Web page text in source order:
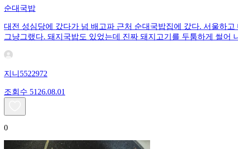
순대국밥
대전 성심당에 갔다가 넘 배고파 근처 순대국밥집에 갔다. 서울하
그냥그랬다. 돼지국밥도 있었는데 진짜 돼지고기를 두툼하게 썰어
지니5522972
조회수 51 26.08.01
0